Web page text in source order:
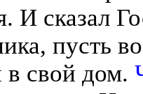
И сказал
пусть
свой дом.